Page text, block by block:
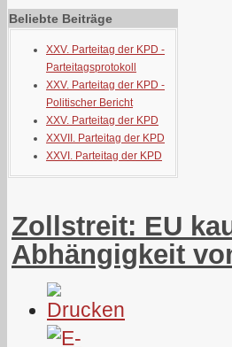
Beliebte Beiträge
XXV. Parteitag der KPD -
Parteitagsprotokoll
XXV. Parteitag der KPD -
Politischer Bericht
XXV. Parteitag der KPD
XXVII. Parteitag der KPD
XXVI. Parteitag der KPD
Zollstreit: EU
Abhängigkeit